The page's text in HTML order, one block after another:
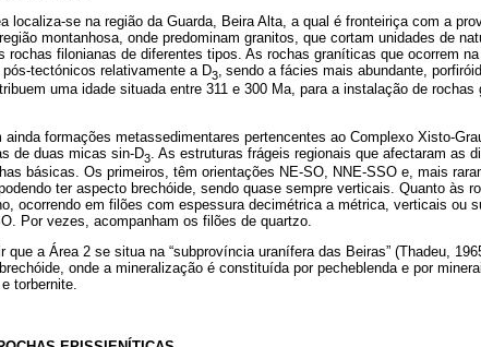
localiza-se na região da Guarda, Beira Alta, a qual é fronteiriça com a
montanhosa, onde predominam granitos, que cortam unidades de
rochas filonianas de diferentes tipos. As rochas graníticas que ocorrem
tectónicos relativamente a D3 sendo a fácies mais abundante,
uma idade situada entre 311 e 300 Ma, para a instalação de
ainda formações metassedimentares pertencentes ao Complexo Xisto-
de duas micas sin-D3 . As estruturas frágeis regionais que afectaram as
básicas. Os primeiros, têm orientações NE-SO, NNE-SSO e, mais
ter aspecto brechóide, sendo quase sempre verticais. Quanto às
ocorrendo em filões com espessura decimétrica a métrica, verticais ou
Por vezes, acompanham os filões de quartzo.
que a Área 2 se situa na “subprovíncia uranífera das Beiras” (Thadeu,
onde a mineralização é constituída por pecheblenda e por
torbernite.